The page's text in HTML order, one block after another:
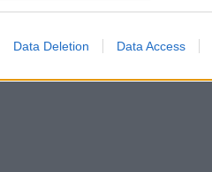
Data Deletion Data Access